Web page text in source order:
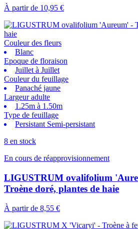
À partir de 10,95 €
Couleur des fleurs
Blanc
Epoque de floraison
Juillet à Juillet
Couleur du feuillage
Panaché jaune
Largeur adulte
1.25m à 1.50m
Type de feuillage
Persistant Semi-persistant
8 en stock
En cours de réapprovisionnement
LIGUSTRUM ovalifolium
Troène doré, plantes de haie
À partir de 8,55 €